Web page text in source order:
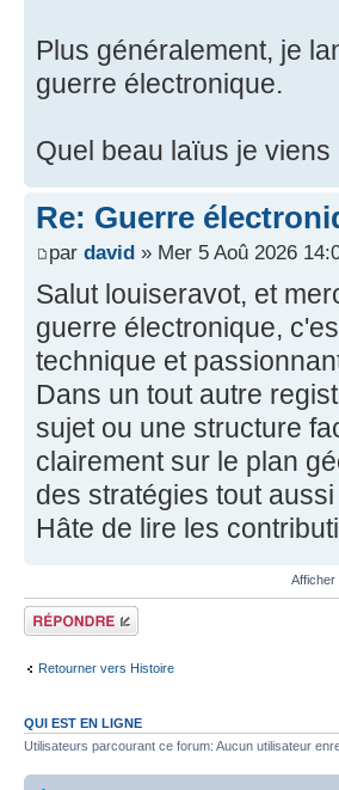
Plus généralement, je
guerre électronique.
Quel beau laïus je
Re: Guerre
par david » Mer 5 Aoû 2026
Salut louiseravot, et
guerre électronique,
technique et
Dans un tout autre
sujet ou une structure
clairement sur le plan
des stratégies tout
Hâte de lire les
Afficher
Répondre
Retourner vers Histoire
QUI EST EN LIGNE
Utilisateurs parcourant ce forum: Aucun utilisateur